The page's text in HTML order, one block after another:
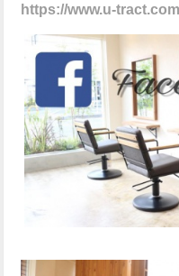
https://www.u-